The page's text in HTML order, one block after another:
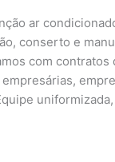
ar
conserto e
com contratos